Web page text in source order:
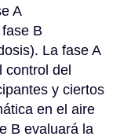
A
B
La fase A
control del
y ciertos
en el aire
B evaluará la